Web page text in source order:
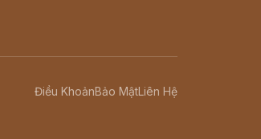
Điều KhoảnBảo MậtLiên Hệ